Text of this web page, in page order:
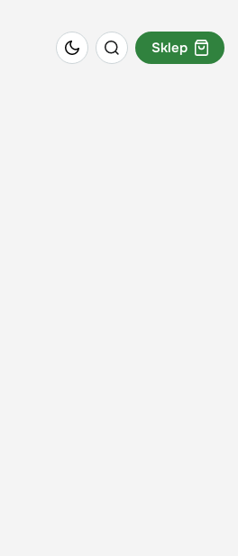
Sklep